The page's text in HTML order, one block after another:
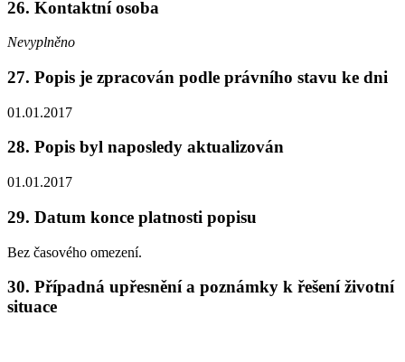
26. Kontaktní osoba
Nevyplněno
27. Popis je zpracován podle právního stavu ke dni
01.01.2017
28. Popis byl naposledy aktualizován
01.01.2017
29. Datum konce platnosti popisu
Bez časového omezení.
30. Případná upřesnění a poznámky k řešení životní
situace